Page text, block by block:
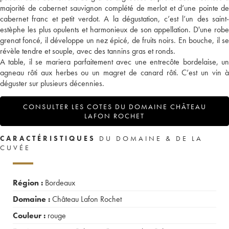
majorité de cabernet sauvignon complété de merlot et d’une pointe de
cabernet franc et petit verdot. A la dégustation, c’est l’un des saint-
estèphe les plus opulents et harmonieux de son appellation. D'une robe
grenat foncé, il développe un nez épicé, de fruits noirs. En bouche, il se
révèle tendre et souple, avec des tannins gras et ronds.
A table, il se mariera parfaitement avec une entrecôte bordelaise, un
agneau rôti aux herbes ou un magret de canard rôti. C’est un vin à
déguster sur plusieurs décennies.
CONSULTER LES COTES DU DOMAINE CHÂTEAU
LAFON ROCHET
CARACTÉRISTIQUES
DU DOMAINE & DE LA
CUVÉE
Région : Bordeaux
Domaine :Château Lafon Rochet
Couleur : rouge